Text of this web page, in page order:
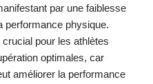
par une faiblesse
performance physique.
pour les athlètes
optimales, car
améliorer la performance